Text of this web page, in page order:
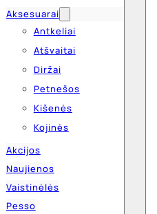
Aksesuarai
Antkeliai
Atšvaitai
Diržai
Petnešos
Kišenės
Kojinės
Akcijos
Naujienos
Vaistinėlės
Pesso